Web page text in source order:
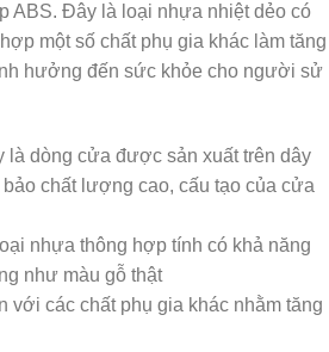
Đây là loại nhựa nhiệt dẻo có
một số chất phụ gia khác làm tăng
hưởng đến sức khỏe cho người sử
là dòng cửa được sản xuất trên dây
chất lượng cao, cấu tạo của cửa
nhựa thông hợp tính có khả năng
như màu gỗ thật
các chất phụ gia khác nhằm tăng